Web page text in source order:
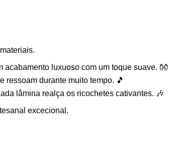
acabamento luxuoso com um toque suave. 👐
ressoam durante muito tempo. 🎵
lâmina realça os ricochetes cativantes. 🎶
excecional.